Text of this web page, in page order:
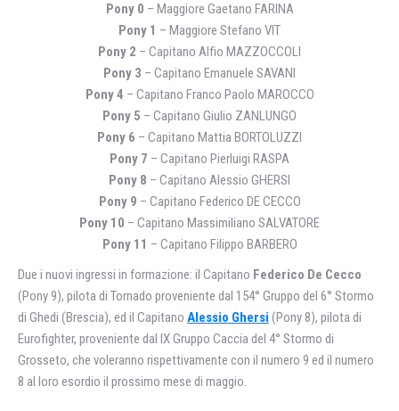
Pony 0 – Maggiore Gaetano FARINA
Pony 1 – Maggiore Stefano VIT
Pony 2 – Capitano Alfio MAZZOCCOLI
Pony 3 – Capitano Emanuele SAVANI
Pony 4 – Capitano Franco Paolo MAROCCO
Pony 5 – Capitano Giulio ZANLUNGO
Pony 6 – Capitano Mattia BORTOLUZZI
Pony 7 – Capitano Pierluigi RASPA
Pony 8 – Capitano Alessio GHERSI
Pony 9 – Capitano Federico DE CECCO
Pony 10 – Capitano Massimiliano SALVATORE
Pony 11 – Capitano Filippo BARBERO
Due i nuovi ingressi in formazione: il Capitano Federico De Cecco
(Pony 9), pilota di Tornado proveniente dal 154° Gruppo del 6° Stormo
di Ghedi (Brescia), ed il Capitano Alessio Ghersi (Pony 8), pilota di
Eurofighter, proveniente dal IX Gruppo Caccia del 4° Stormo di
Grosseto, che voleranno rispettivamente con il numero 9 ed il numero
8 al loro esordio il prossimo mese di maggio.